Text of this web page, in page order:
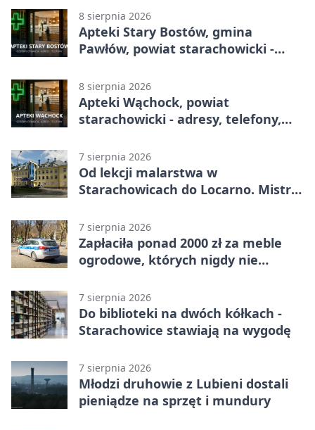
8 sierpnia 2026
Apteki Stary Bostów, gmina
Pawłów, powiat starachowicki -
8 sierpnia 2026
Apteki Wąchock, powiat
starachowicki - adresy, telefony,
7 sierpnia 2026
Od lekcji malarstwa w
Starachowicach do Locarno. Mistrz
7 sierpnia 2026
Zapłaciła ponad 2000 zł za meble
ogrodowe, których nigdy nie
7 sierpnia 2026
Do biblioteki na dwóch kółkach -
Starachowice stawiają na wygodę
7 sierpnia 2026
Młodzi druhowie z Lubieni dostali
pieniądze na sprzęt i mundury